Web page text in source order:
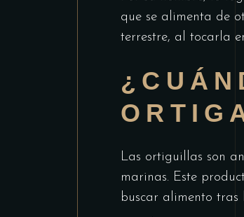
que se alimenta de
terrestre, al tocarla
Las ortiguillas son
marinas. Este
buscar alimento